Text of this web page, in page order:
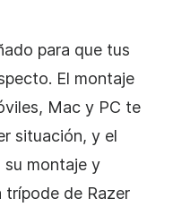
para que tus
El montaje
Mac y PC te
situación, y el
montaje y
trípode de Razer